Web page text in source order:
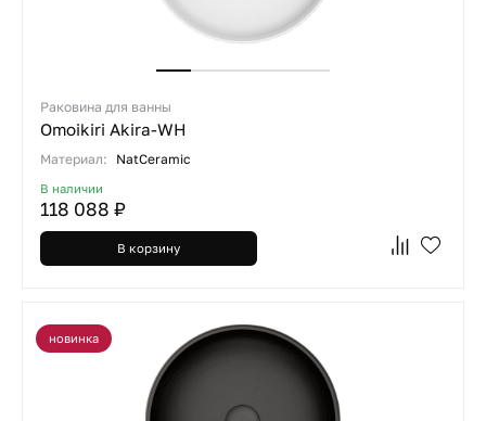
Раковина для ванны
Omoikiri Akira-WH
Материал: NatCeramic
В наличии
118 088 ₽
В корзину
новинка